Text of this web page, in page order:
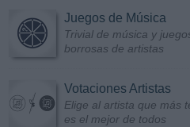
Juegos de Música
Trivial de música y
borrosas de artistas
Votaciones Artistas
Elige al artista que más
es el mejor de todos